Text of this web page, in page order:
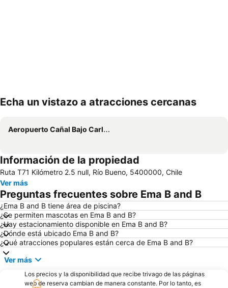
Echa un vistazo a atracciones cercanas
Aeropuerto Cañal Bajo Carlos Hott Siebert
Información de la propiedad
Ruta T71 Kilómetro 2.5 null, Río Bueno, 5400000, Chile
Ver más
Preguntas frecuentes sobre Ema B and B
¿Ema B and B tiene área de piscina?
¿Se permiten mascotas en Ema B and B?
¿Hay estacionamiento disponible en Ema B and B?
¿Dónde está ubicado Ema B and B?
¿Qué atracciones populares están cerca de Ema B and B?
Ver más
Los precios y la disponibilidad que recibe trivago de las páginas
web de reserva cambian de manera constante. Por lo tanto, es